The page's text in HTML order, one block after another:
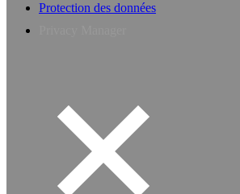
Protection des données